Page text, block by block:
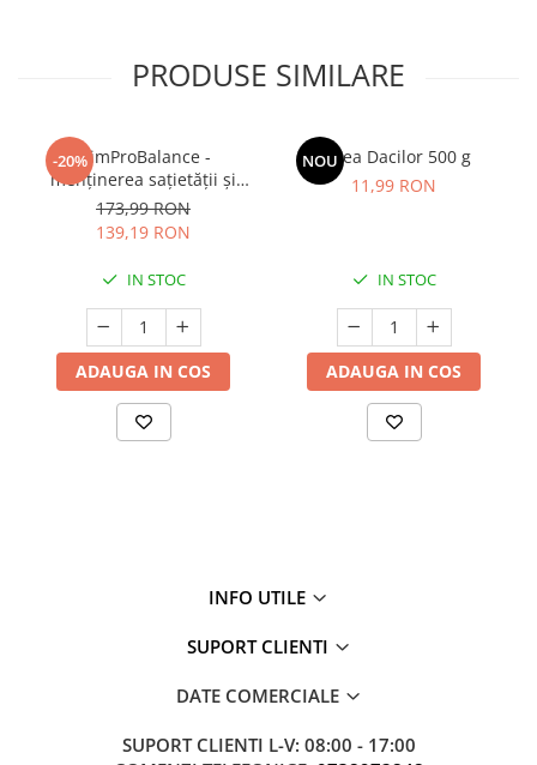
PRODUSE SIMILARE
-20%SlimProBalance -
menținerea sațietății și
susținerea controlului
greutății
173,99 RON
139,19 RON
IN STOC
ADAUGA IN COS
NOU
Sarea Dacilor 500 g
11,99 RON
IN STOC
ADAUGA IN COS
INFO UTILE
SUPORT CLIENTI
DATE COMERCIALE
SUPORT CLIENTI L-V: 08:00 - 17:00